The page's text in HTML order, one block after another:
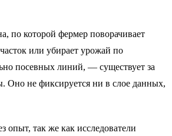
по которой фермер поворачивает
или убирает урожай по
посевных линий, — существует за
Оно не фиксируется ни в слое данных,
опыт, так же как исследователи